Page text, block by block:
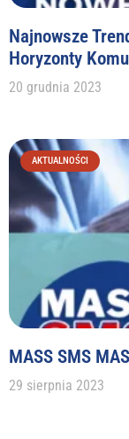
Najnowsze
Horyzonty
20 grudnia 2023
AKTUALNOŚCI
MASS SMS
29 sierpnia 2023